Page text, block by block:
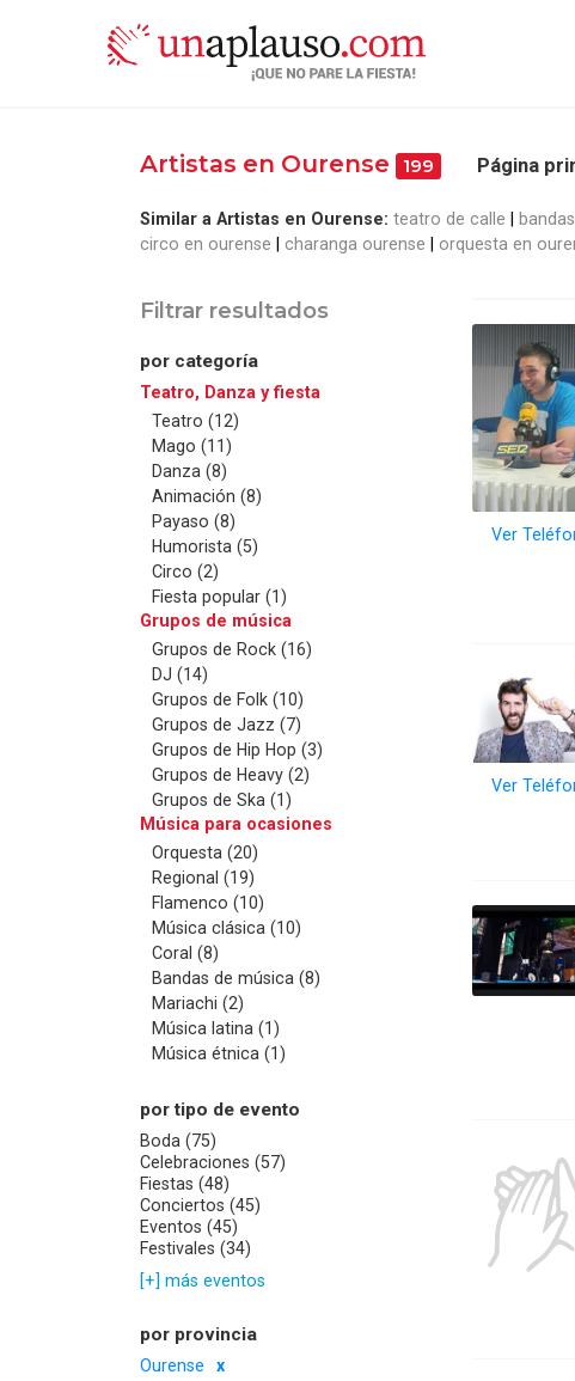
Artistas en Ourense 199 Página
Similar a Artistas en Ourense: teatro de calle
circo en ourense
charanga ourense orquesta en
Filtrar resultados
por categoría
Teatro, Danza y fiesta
Teatro (12)
Mago (11)
Danza (8)
Animación (8)
Payaso (8)
Humorista (5)
Circo (2)
Fiesta popular (1)
Grupos de música
Grupos de Rock (16)
DJ (14)
Grupos de Folk (10)
Grupos de Jazz (7)
Grupos de Hip Hop (3)
Grupos de Heavy (2)
Grupos de Ska (1)
Música para ocasiones
Orquesta (20)
Regional (19)
Flamenco (10)
Música clásica (10)
Coral (8)
Bandas de música (8)
Mariachi (2)
Música latina (1)
Música étnica (1)
por tipo de evento
Boda (75)
Celebraciones (57)
Fiestas (48)
Conciertos (45)
Eventos (45)
Festivales (34)
[+] más eventos
por provincia
Ourense
Ver
Ver